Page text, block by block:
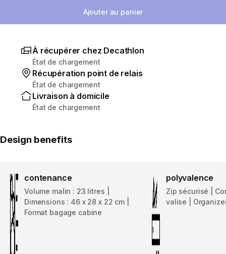
Ajouter au panier
À récupérer chez Decathlon
État de chargement
Récupération point de relais
État de chargement
Livraison à domicile
État de chargement
Design benefits
contenance
Volume malin : 23 litres |
Dimensions : 46 x 28 x 22 cm |
Format bagage cabine
polyvalence
Zip sécurisé |
valise |